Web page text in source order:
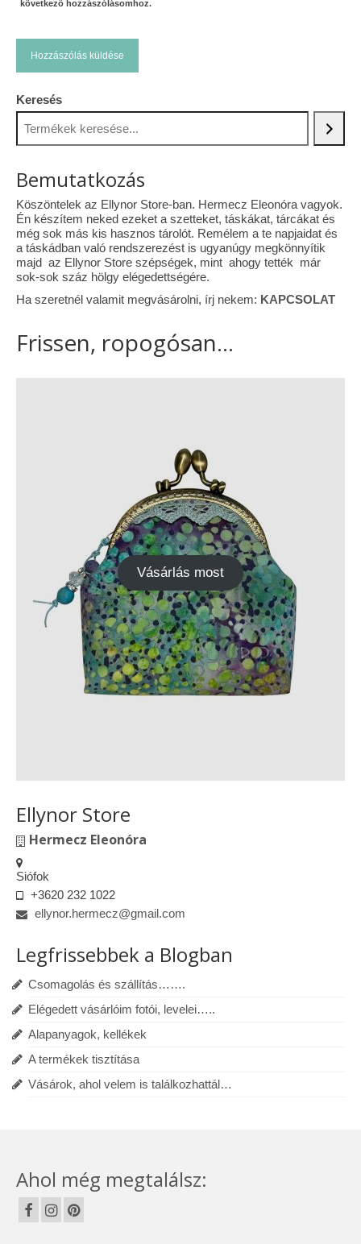
következő hozzászólásomhoz.
Keresés
Bemutatkozás
Köszöntelek az Ellynor Store-ban. Hermecz Eleonóra vagyok.
Én készítem neked ezeket a szetteket, táskákat, tárcákat és
még sok más kis hasznos tárolót. Remélem a te napjaidat és
a táskádban való rendszerezést is ugyanúgy megkönnyítik
majd az Ellynor Store szépségek, mint ahogy tették már
sok-sok száz hölgy elégedettségére.
Ha szeretnél valamit megvásárolni, írj nekem: KAPCSOLAT
Frissen, ropogósan...
Vásárlás most
Ellynor Store
Hermecz Eleonóra
Siófok
+3620 232 1022
ellynor.hermecz@gmail.com
Legfrissebbek a Blogban
Csomagolás és szállítás…….
Elégedett vásárlóim fotói, levelei…..
Alapanyagok, kellékek
A termékek tisztítása
Vásárok, ahol velem is találkozhattál…
Ahol még megtalálsz: